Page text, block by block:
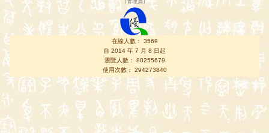
（管理員 ）
在線人數： 3569
自 2014 年 7 月 8 日起
瀏覽人數： 80255679
使用次數： 294273840